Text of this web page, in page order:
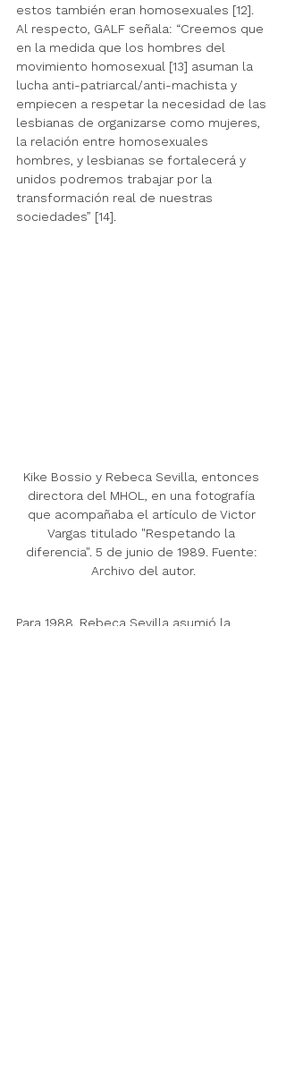
estos también eran homosexuales [12].
Al respecto, GALF señala: “Creemos que
en la medida que los hombres del
movimiento homosexual [13] asuman la
lucha anti-patriarcal/anti-machista y
empiecen a respetar la necesidad de las
lesbianas de organizarse como mujeres,
la relación entre homosexuales
hombres, y lesbianas se fortalecerá y
unidos podremos trabajar por la
transformación real de nuestras
sociedades” [14].
Kike Bossio y Rebeca Sevilla, entonces
directora del MHOL, en una fotografía
que acompañaba el artículo de Victor
Vargas titulado "Respetando la
diferencia". 5 de junio de 1989. Fuente:
Archivo del autor.
Para 1988, Rebeca Sevilla asumió la